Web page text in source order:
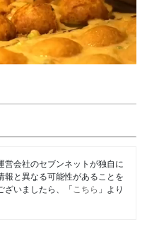
営会社のセブンネットが独自に
報と異なる可能性があることを
ざいましたら、「 こちら 」より